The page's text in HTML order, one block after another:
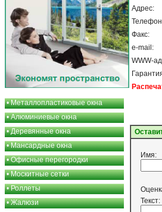
•Металлопластиковые окна
•Алюминиевые окна
•Деревянные окна
•Мансардные окна
•Офисные перегородки
•Москитные сетки
•Роллеты
•Жалюзи
Адрес:
Факс:
e-mail:
WWW-
Имя:
Текст: